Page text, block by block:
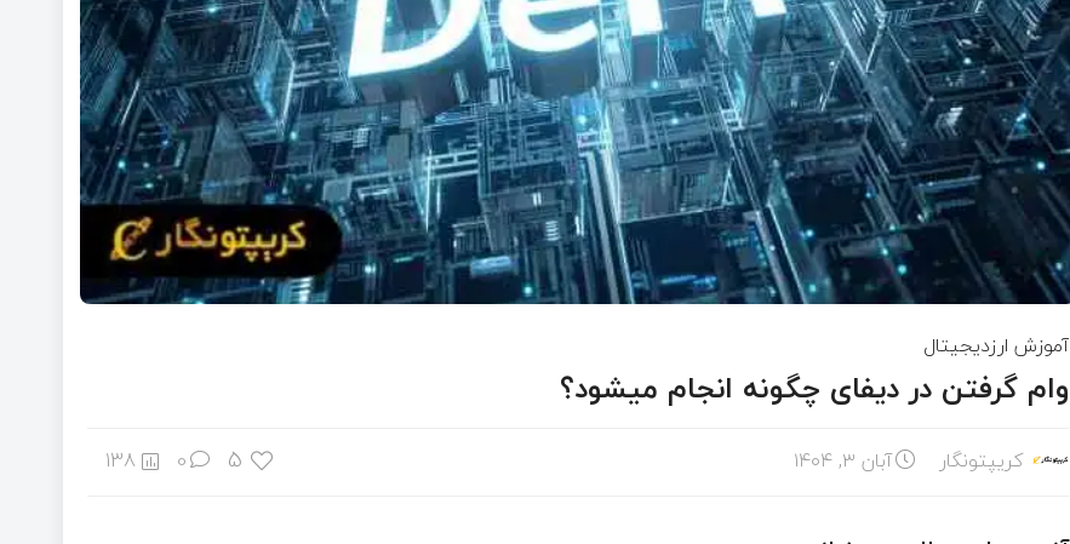
آموزش ارزدیجیتال
وام گرفتن در دیفای چگونه انجام میشود؟
کریپتونگار آبان ۳, ۱۴۰۴ 5
0
138